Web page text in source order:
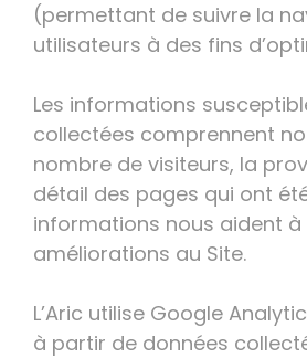
(permettant de suivre la
utilisateurs à des fins
Les informations
collectées comprennent
nombre de visiteurs, la
détail des pages qui ont
informations nous aident
améliorations au Site.
L’Aric utilise Google
à partir de données